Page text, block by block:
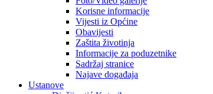
Korisne informacije
Vijesti iz Općine
Obavijesti
Zaštita životinja
Informacije za poduzetnike
Sadržaj stranice
Najave događaja
Ustanove